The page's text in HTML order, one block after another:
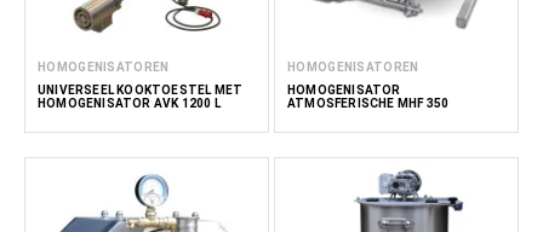
HOMOGENISATOREN
UNIVERSEEL KOOKTOESTEL MET
HOMOGENISATOR AVK 1200 L
HOMOGENISATOREN
HOMOGENISATOR
ATMOSFERISCHE MHF 350